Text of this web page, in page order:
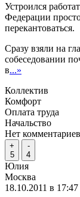
Устроился
Федерации
перекантоваться.
Сразу взяли на
собеседовании
в...»
Коллектив
Комфорт
Оплата труда
Начальство
Нет
+
5
-
4
Юлия
Москва
18.10.2011 в 17:47